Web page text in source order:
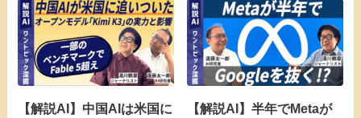
【解説AI】中国AIは米国に
【解説AI】半年でMetaが